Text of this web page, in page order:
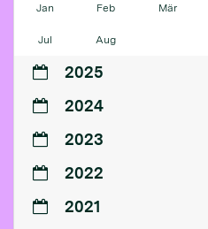
Jan Feb Mär
Jul Aug
2025
2024
2023
2022
2021